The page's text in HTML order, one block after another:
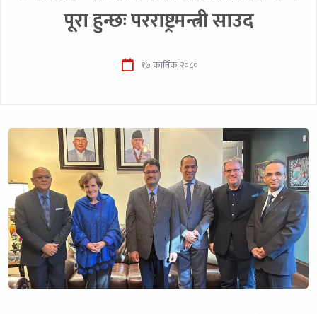
पूरा हुन्छः परराष्ट्रमन्त्री साउद
१७ कार्तिक २०८०